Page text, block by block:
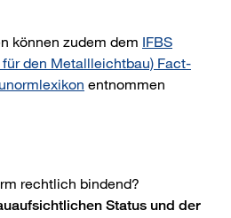
können zudem dem IFBS
den Metallleichtbau) Fact-
entnommen
rechtlich bindend?
Status und der